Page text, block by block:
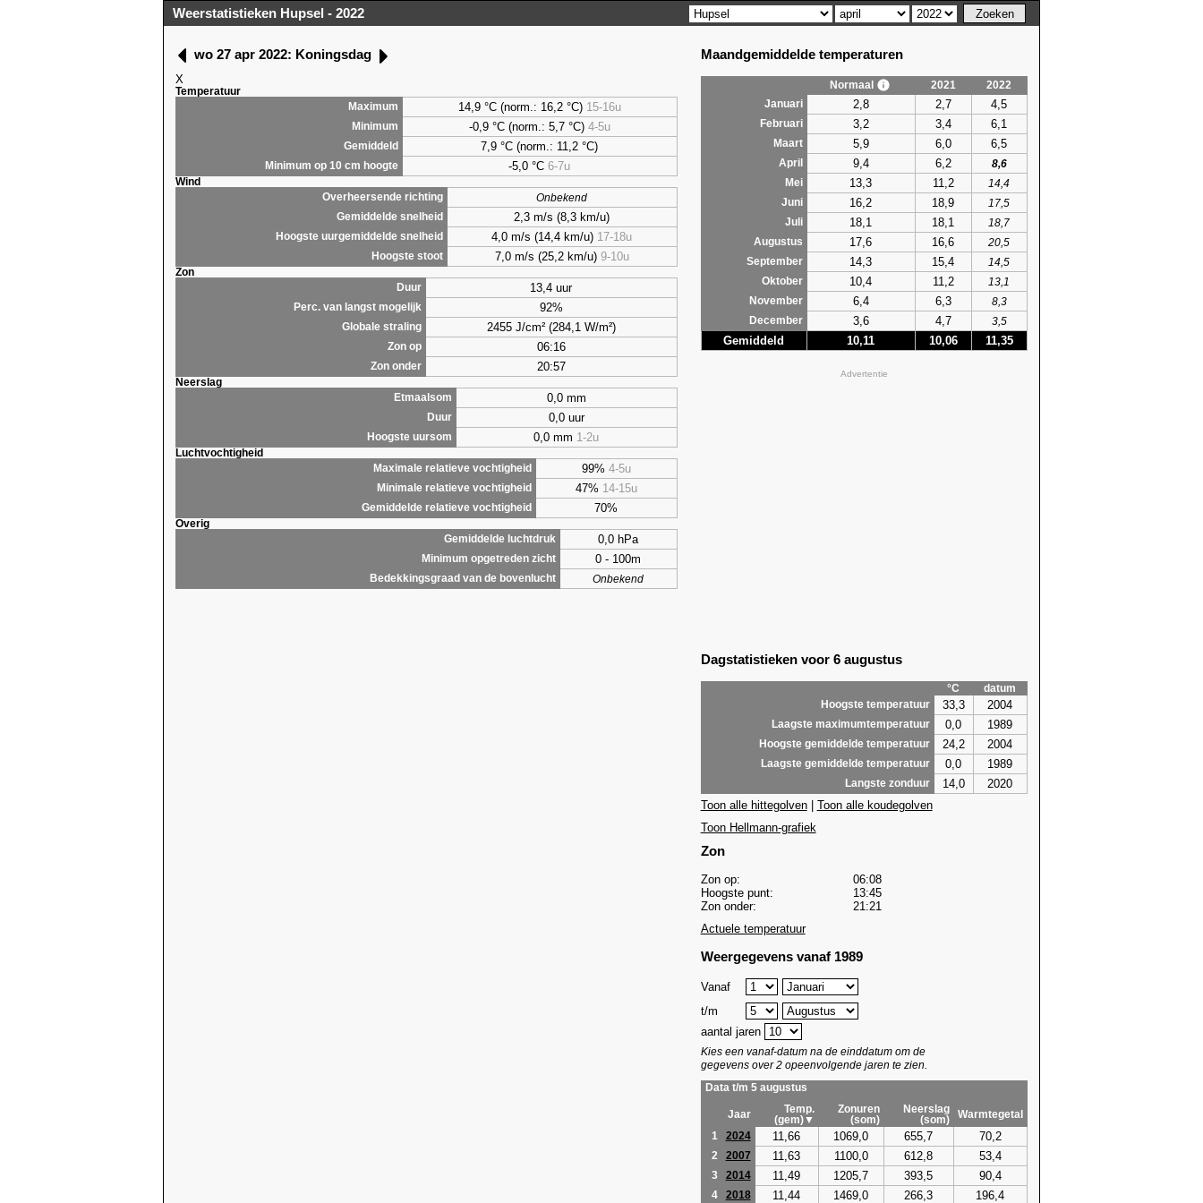
Weerstatistieken Hupsel - 2022
wo 27 apr 2022: Koningsdag
X
Temperatuur
Maximum
14,9 °C (norm.: 16,2 °C) 15-16u
Minimum -0,9 °C (norm.: 5,7 °C) 4-5u
Gemiddeld 7,9 °C (norm.: 11,2 °C)
Minimum op 10 cm hoogte -5,0 °C6-7u
Wind
Overheersende richting
Onbekend
Gemiddelde snelheid
2,3 m/s (8,3 km/u)
Hoogste uurgemiddelde snelheid 4,0 m/s (14,4 km/u) 17-18u
Hoogste stoot 7,0 m/s (25,2 km/u) 9-10u
Zon
Duur
13,4 uur
Perc. van langst mogelijk 92%
Globale straling 2455 J/cm² (284,1 W/m²)
Zon op 06:16
Zon onder 20:57
Neerslag
Etmaalsom
0,0 mm
Duur 0,0 uur
Hoogste uursom 0,0 mm 1-2u
Luchtvochtigheid
Maximale relatieve vochtigheid
99% 4-5u
Minimale relatieve vochtigheid 47% 14-15u
Gemiddelde relatieve vochtigheid 70%
Overig
Gemiddelde luchtdruk
0,0 hPa
Minimum opgetreden zicht 0 - 100m
Bedekkingsgraad van de bovenlucht Onbekend
Maandgemiddelde temperaturen
Normaal 2021
2022
Januari
2,8 2,7 4,5
Februari 3,2 3,4 6,1
Maart 5,9 6,0 6,5
April 9,4 6,2
8,6
Mei
13,3 11,2
14,4
Juni
16,2 18,9
17,5
Juli
18,1 18,1
18,7
Augustus
17,6 16,6
20,5
September
14,3 15,4
14,5
Oktober
10,4 11,2
13,1
November
6,4 6,3
8,3
December
3,6 4,7 3,5
Gemiddeld 10,11 10,06 11,35
Advertentie
Dagstatistieken voor 6 augustus
°C
datum
Hoogste temperatuur
33,3 2004
Laagste maximumtemperatuur 0,0 1989
Hoogste gemiddelde temperatuur 24,2 2004
Laagste gemiddelde temperatuur 0,0 1989
Langste zonduur 14,0
2020
Toon alle hittegolven| Toon alle koudegolven
Toon Hellmann-grafiek
Zon
Zon op:
06:08
Hoogste punt:
13:45
Zon onder:
21:21
Actuele temperatuur
Weergegevens vanaf 1989
Vanaf
t/m
aantal jaren
Kies een vanaf-datum na de einddatum om de
gegevens over 2 opeenvolgende jaren te zien.
Data t/m 5 augustus
Jaar
Temp.
(gem)▼
Zonuren
(som)
Neerslag
(som)
Warmtegetal
1
2024 11,66 1069,0 655,7 70,2
2 2007 11,63 1100,0 612,8 53,4
3 2014 11,49 1205,7 393,5 90,4
4 2018 11,44 1469,0 266,3 196,4